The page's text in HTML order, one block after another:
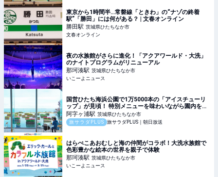
東京から1時間半…常磐線「ときわ」の“ナゾの終着
駅”「勝田」には何がある？ | 文春オンライン
勝田駅 茨城県ひたちなか市
文春オンライン
夜の水族館がさらに進化！「アクアワールド・大洗」
のナイトプログラムがリニューアル
那珂湊駅 茨城県ひたちなか市
いこーよニュース
国営ひたち海浜公園で1万5000本の「アイスチューリ
ップ」が見頃！ 特別メニューを味わいながら園内を散
策しよう / 茨城県ひたちなか市
阿字ヶ浦駅 茨城県ひたちなか市
旅サラダPLUS
旅サラダPLUS｜朝日放送
はらぺこあおむしと海の仲間がコラボ！大洗水族館で
色彩豊かな絵本の世界を親子で体験
那珂湊駅 茨城県ひたちなか市
いこーよニュース